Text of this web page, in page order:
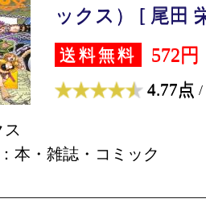
ックス） [ 尾田
送料無料 572円
4.77点 /
本・雑誌・コミック